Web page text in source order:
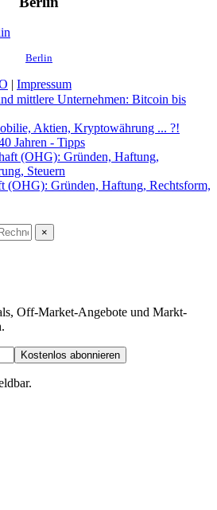
Berlin
| Impressum
mittlere Unternehmen: Bitcoin bis
(OHG): Gründen, Haftung, Rechtsform,
×
Off-Market-Angebote und Markt-
Kostenlos abonnieren